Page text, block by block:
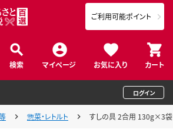
検索 マイページ お気に入り カート
ご利用可能ポイント
ログイン
惣菜・レトルト すしの具 2合用 130g×3袋